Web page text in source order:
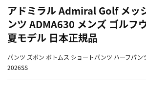
アドミラル Admiral Golf メッ
ンツ ADMA630 メンズ ゴルフ
夏モデル 日本正規品
パンツ ズボン ボトムス ショートパンツ ハーフパン
2026SS